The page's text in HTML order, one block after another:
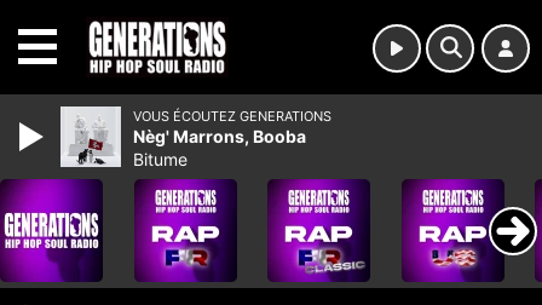
VOUS ÉCOUTEZ GENERATIONS
Nèg' Marrons, Booba
Bitume